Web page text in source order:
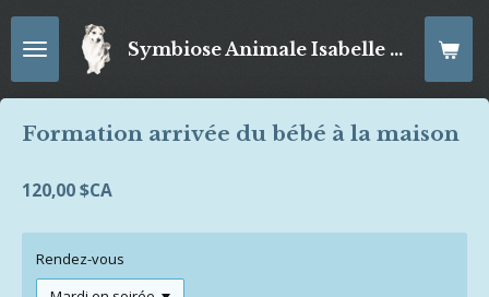
Passer
au
Symbiose Animale Isabelle Lemire
Formation arrivée du bébé à la maison
120,00 $CA
Rendez-vous